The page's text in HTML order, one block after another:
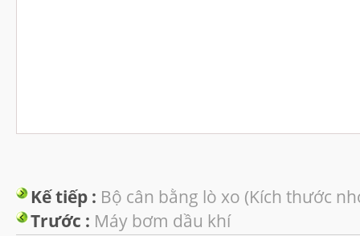
Kế tiếp : Bộ cân bằng lò xo (Kích thước
Trước : Máy bơm dầu khí